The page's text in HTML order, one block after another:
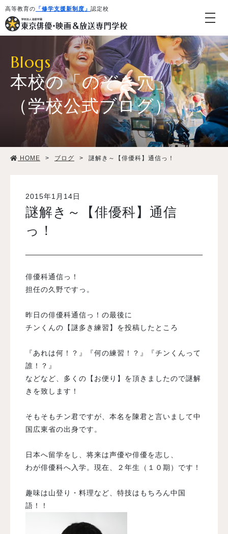
高等教育の 「修学支援新制度」 認定校
学校紹介・教育システム
学生生活
就職・デビュー
入試案内
学校情報
オープンキャンパス
訪問者別メニュー
Blogs
本校の「のぞき穴」
（学校公式ブログ）
HOME > ブログ > 謎解き～【俳優科】通信っ！
2015年1月14日
謎解き～【俳優科】通信
っ！
俳優科通信っ！
担任の久野ですっ。
昨日の俳優科通信っ！の最後に
チンくんの【謎多き練習】を投稿したところ
『あれは何！？』『何の練習！？』『チンくんって
誰！？』
などなど、多くの【お便り】を頂きましたので謎解
きを致します！
そもそもチン君ですが、本名を陳君と言いまして中
国広東省の出身です。
日本へ留学をし、将来は声優や俳優を志し、
わが俳優科へ入学。現在、２年生（１０期）です！
趣味は山登り・料理など、特技はもちろん中国
語！！